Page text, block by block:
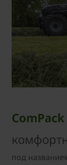
под